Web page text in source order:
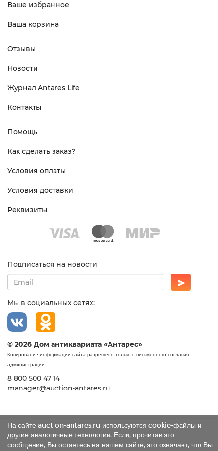
На сайте auction-antares.ru используются cookie-файлы и
другие аналогичные технологии. Если, прочитав это
сообщение, Вы остаетесь на нашем сайте, это означает, что Вы
Ваше избранное
Ваша корзина
Отзывы
Новости
Журнал Antares Life
Контакты
Помощь
Как сделать заказ?
Условия оплаты
Условия доставки
Реквизиты
Подписаться на новости
Мы в социальных сетях:
© 2026 Дом антиквариата «Антарес»
Копирование информации сайта разрешено только с письменного согласия
администрации
8 800 500 47 14
manager@auction-antares.ru